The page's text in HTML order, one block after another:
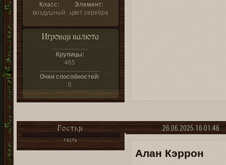
Класс:
воздушный
Элемент:
цвет серебра
Игровая валюта
Крупицы:
465
Очки способностей:
0
26.06.2025 16:01:46
Гостья
ГОСТЬ
Алан Кэррон